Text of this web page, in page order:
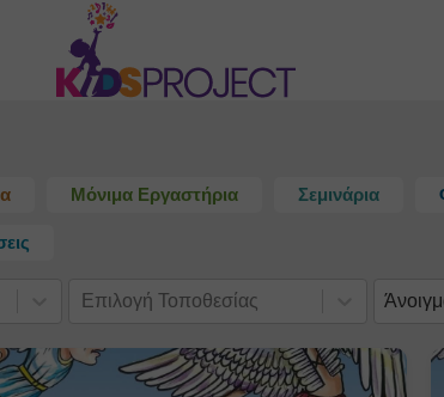
Μόνιμα Εργαστήρια Σεμινάρια
Επιλογή Τοποθεσίας